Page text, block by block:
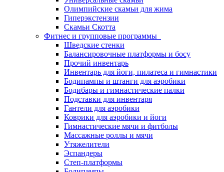
Олимпийские скамьи для жима
Гиперэкстензии
Скамьи Скотта
Фитнес и групповые программы
Шведские стенки
Балансировочные платформы и босу
Прочий инвентарь
Инвентарь для йоги, пилатеса и гимнастики
Бодипампы и штанги для аэробики
Бодибары и гимнастические палки
Подставки для инвентаря
Гантели для аэробики
Коврики для аэробики и йоги
Гимнастические мячи и фитболы
Массажные роллы и мячи
Утяжелители
Эспандеры
Степ-платформы